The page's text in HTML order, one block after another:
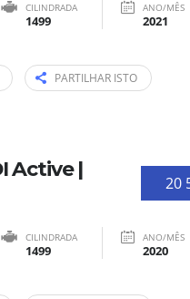
CILINDRADA
1499
ANO/MÊS
2021
PARTILHAR ISTO
20
Active |
CILINDRADA
1499
ANO/MÊS
2020